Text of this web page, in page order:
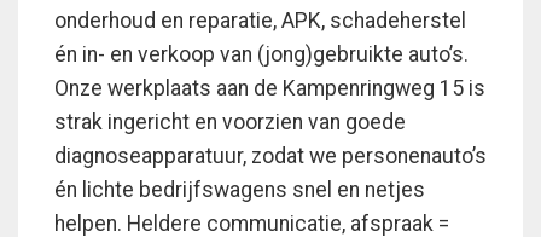
onderhoud en reparatie, APK, schadeherstel
én in- en verkoop van (jong)gebruikte auto’s.
Onze werkplaats aan de Kampenringweg 15 is
strak ingericht en voorzien van goede
diagnoseapparatuur, zodat we personenauto’s
én lichte bedrijfswagens snel en netjes
helpen. Heldere communicatie, afspraak =